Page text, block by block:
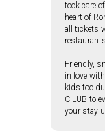
took care
heart of
all tickets
Friendly,
in love
kids too
ClLUB to
your stay